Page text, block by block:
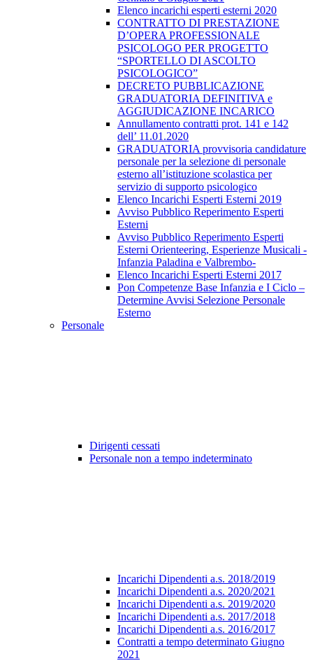
Elenco incarichi esperti esterni 2020
CONTRATTO DI PRESTAZIONE
D’OPERA PROFESSIONALE
PSICOLOGO PER PROGETTO
“SPORTELLO DI ASCOLTO
PSICOLOGICO”
DECRETO PUBBLICAZIONE
GRADUATORIA DEFINITIVA e
AGGIUDICAZIONE INCARICO
Annullamento contratti prot. 141 e 142
dell’ 11.01.2020
GRADUATORIA provvisoria candidature
personale per la selezione di personale
esterno all’istituzione scolastica per
servizio di supporto psicologico
Elenco Incarichi Esperti Esterni 2019
Avviso Pubblico Reperimento Esperti
Esterni
Avviso Pubblico Reperimento Esperti
Esterni Orienteering, Esperienze Musicali -
Infanzia Paladina e Valbrembo-
Elenco Incarichi Esperti Esterni 2017
Pon Competenze Base Infanzia e I Ciclo –
Determine Avvisi Selezione Personale
Esterno
Personale
Dirigenti cessati
Personale non a tempo indeterminato
Incarichi Dipendenti a.s. 2018/2019
Incarichi Dipendenti a.s. 2020/2021
Incarichi Dipendenti a.s. 2019/2020
Incarichi Dipendenti a.s. 2017/2018
Incarichi Dipendenti a.s. 2016/2017
Contratti a tempo determinato Giugno
2021